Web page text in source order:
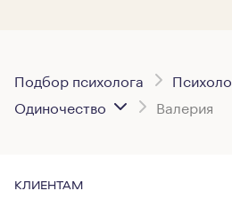
Подбор психолога
Одиночество
Валерия
КЛИЕНТАМ